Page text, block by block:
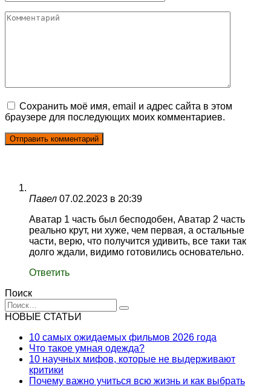
Комментарий
Сохранить моё имя, email и адрес сайта в этом
браузере для последующих моих комментариев.
Павел 07.02.2023 в 20:39
Аватар 1 часть был бесподобен, Аватар 2 часть
реально крут, ни хуже, чем первая, а остальные
части, верю, что получится удивить, все таки так
долго ждали, видимо готовились основательно.
Ответить
Поиск
Search
for:
НОВЫЕ СТАТЬИ
10 самых ожидаемых фильмов 2026 года
Что такое умная одежда?
10 научных мифов, которые не выдерживают
критики
Почему важно учиться всю жизнь и как выбрать